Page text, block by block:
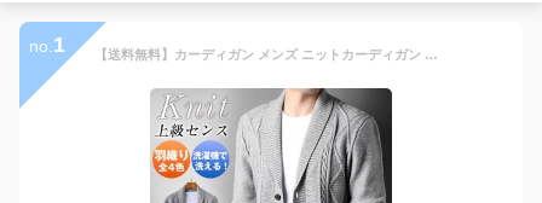
no. 1 【送料無料】カーディガン メンズ ニットカーディガン ショールカラー ケーブル 前開き 春秋 おしゃれ 折り襟 カジュアル ニット セータートップス 長袖 ボタンダウン ライトアウター 羽織り ファッション カーデ ジャケット アウター 通勤